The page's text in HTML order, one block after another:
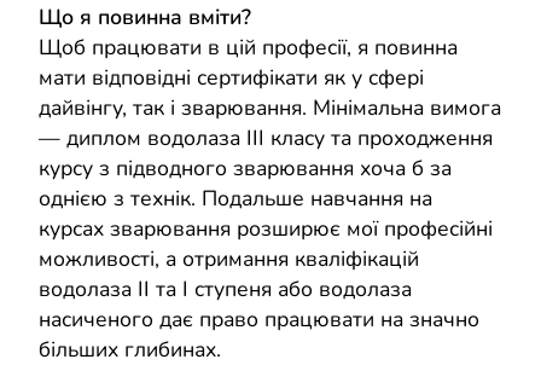
Що я повинна вміти?
Щоб працювати в цій професії, я повинна
мати відповідні сертифікати як у сфері
дайвінгу, так і зварювання. Мінімальна вимога
— диплом водолаза III класу та проходження
курсу з підводного зварювання хоча б за
однією з технік. Подальше навчання на
курсах зварювання розширює мої професійні
можливості, а отримання кваліфікацій
водолаза II та I ступеня або водолаза
насиченого дає право працювати на значно
більших глибинах.